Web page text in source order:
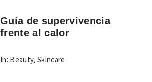
Guía de supervivencia
frente al calor
In: Beauty,Skincare